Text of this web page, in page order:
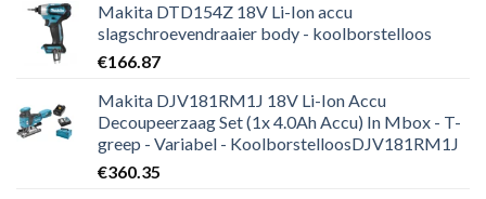
Makita DTD154Z 18V Li-Ion accu
slagschroevendraaier body - koolborstelloos
€166.87
Makita DJV181RM1J 18V Li-Ion Accu
Decoupeerzaag Set (1x 4.0Ah Accu) In Mbox - T-
greep - Variabel - KoolborstelloosDJV181RM1J
€360.35